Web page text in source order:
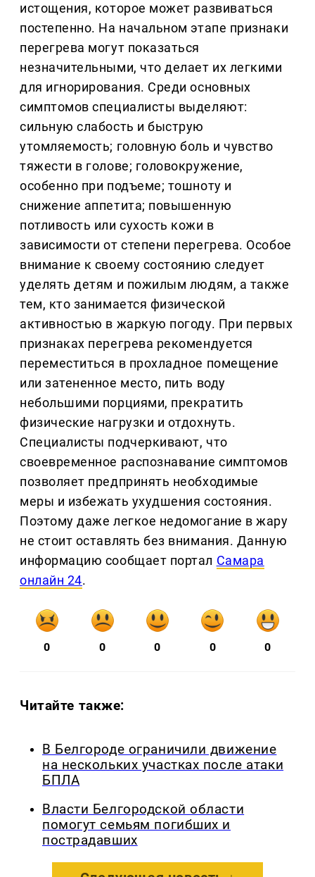
истощения, которое может развиваться
постепенно. На начальном этапе признаки
перегрева могут показаться
незначительными, что делает их легкими
для игнорирования. Среди основных
симптомов специалисты выделяют:
сильную слабость и быструю
утомляемость; головную боль и чувство
тяжести в голове; головокружение,
особенно при подъеме; тошноту и
снижение аппетита; повышенную
потливость или сухость кожи в
зависимости от степени перегрева. Особое
внимание к своему состоянию следует
уделять детям и пожилым людям, а также
тем, кто занимается физической
активностью в жаркую погоду. При первых
признаках перегрева рекомендуется
переместиться в прохладное помещение
или затененное место, пить воду
небольшими порциями, прекратить
физические нагрузки и отдохнуть.
Специалисты подчеркивают, что
своевременное распознавание симптомов
позволяет предпринять необходимые
меры и избежать ухудшения состояния.
Поэтому даже легкое недомогание в жару
не стоит оставлять без внимания. Данную
информацию сообщает портал Самара
онлайн 24.
0 0 0 0 0
Читайте также:
В Белгороде ограничили движение
на нескольких участках после атаки
БПЛА
Власти Белгородской области
помогут семьям погибших и
пострадавших